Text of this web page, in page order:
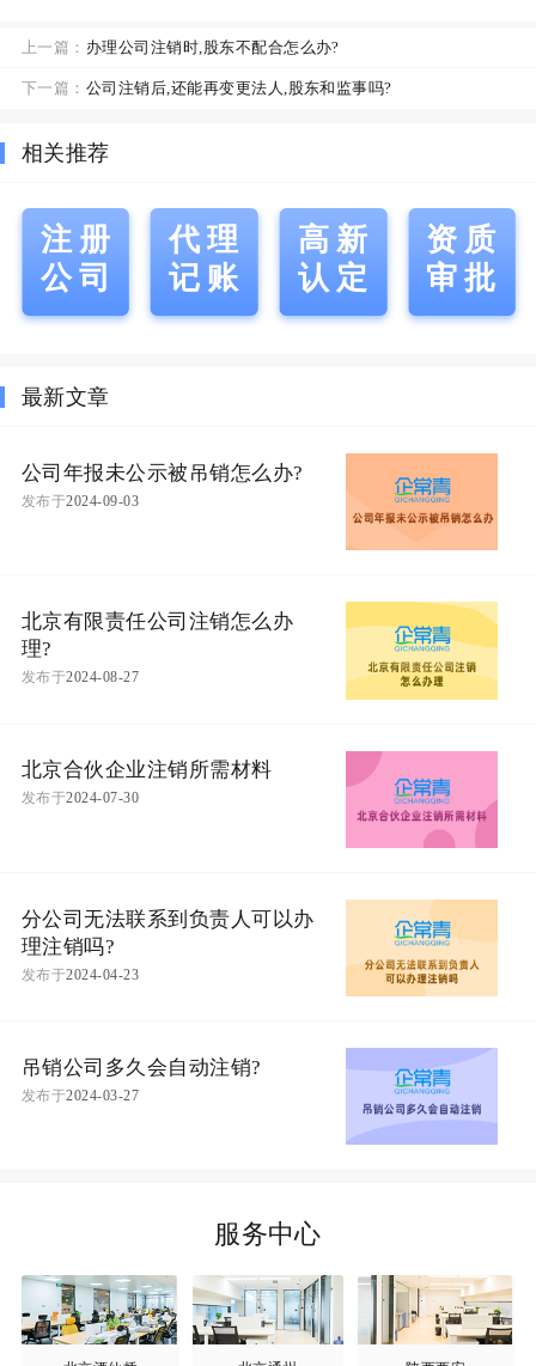
上一篇： 办理公司注销时,股东不配合怎么办?
下一篇： 公司注销后,还能再变更法人,股东和监事吗?
相关推荐
注册
公司
代理
记账
高新
认定
资质
审批
最新文章
公司年报未公示被吊销怎么办?
发布于2024-09-03
北京有限责任公司注销怎么办
理?
发布于2024-08-27
北京合伙企业注销所需材料
发布于2024-07-30
分公司无法联系到负责人可以办
理注销吗?
发布于2024-04-23
吊销公司多久会自动注销?
发布于2024-03-27
服务中心